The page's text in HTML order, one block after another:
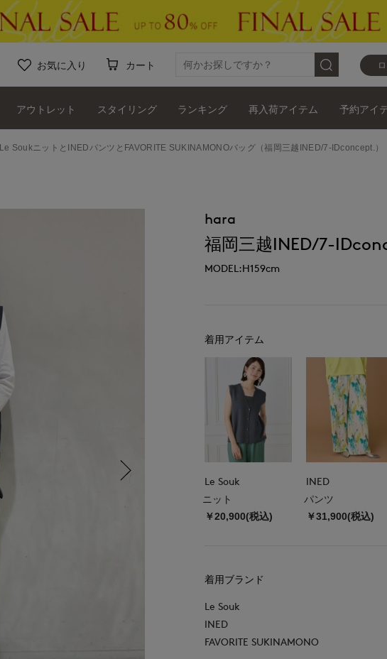
お気に入り カート
アウトレット スタイリング ランキング 再入荷アイテム 予約アイ
Le SoukニットとINEDパンツとFAVORITE SUKINAMONOバッグ（福岡三越INED/7-IDconcept.）
hara
福岡三越INED/7-
MODEL:H159cm
着用アイテム
Le Souk
ニット
￥20,900(税込)
INED
パンツ
￥31,900(税込)
着用ブランド
Le Souk
INED
FAVORITE SUKINAMONO